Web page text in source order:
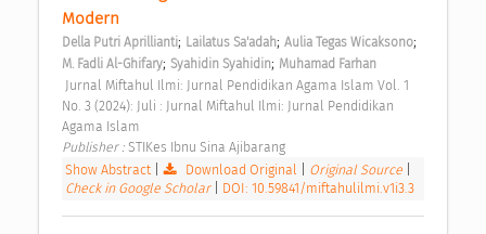
Modern
Della Putri Aprillianti; Lailatus Sa'adah; Aulia Tegas Wicaksono;
M. Fadli Al-Ghifary; Syahidin Syahidin; Muhamad Farhan
No. 3 (2024): Juli : Jurnal Miftahul Ilmi: Jurnal Pendidikan
Agama Islam
Publisher : STIKes Ibnu Sina Ajibarang
Show Abstract| Download Original Original Source
Check in Google Scholar
DOI: 10.59841/miftahulilmi.v1i3.3